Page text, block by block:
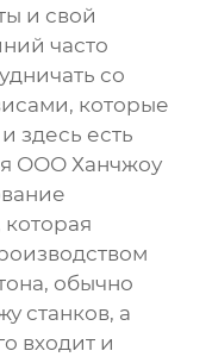
и свой
часто
со
которые
здесь есть
ООО Ханчжоу
которая
обычно
станков, а
входит и